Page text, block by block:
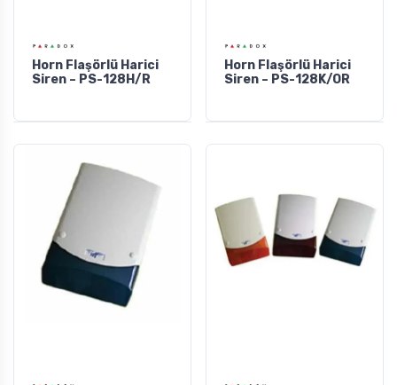
Horn Flaşörlü Harici
Siren – PS-128H/R
Horn Flaşörlü Harici
Siren – PS-128K/OR